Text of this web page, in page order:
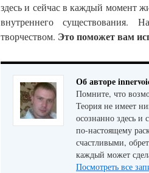
здесь и сейчас в каждый момент
внутреннего существования.
творчеством. Это поможет вам
Об авторе
Помните, что
Теория не имеет
осознанно здесь
по-настоящему
счастливыми,
каждый может
Посмотреть все